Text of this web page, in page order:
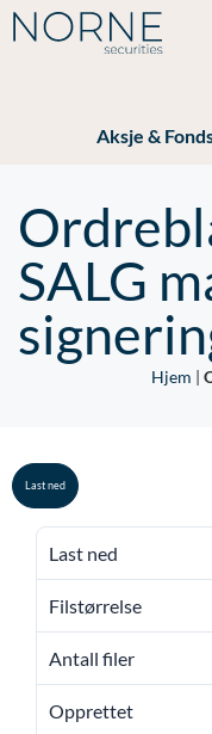
Aksje &
SALG
Hjem |
Last ned
Last ned
Filstørrelse
Antall filer
Opprettet